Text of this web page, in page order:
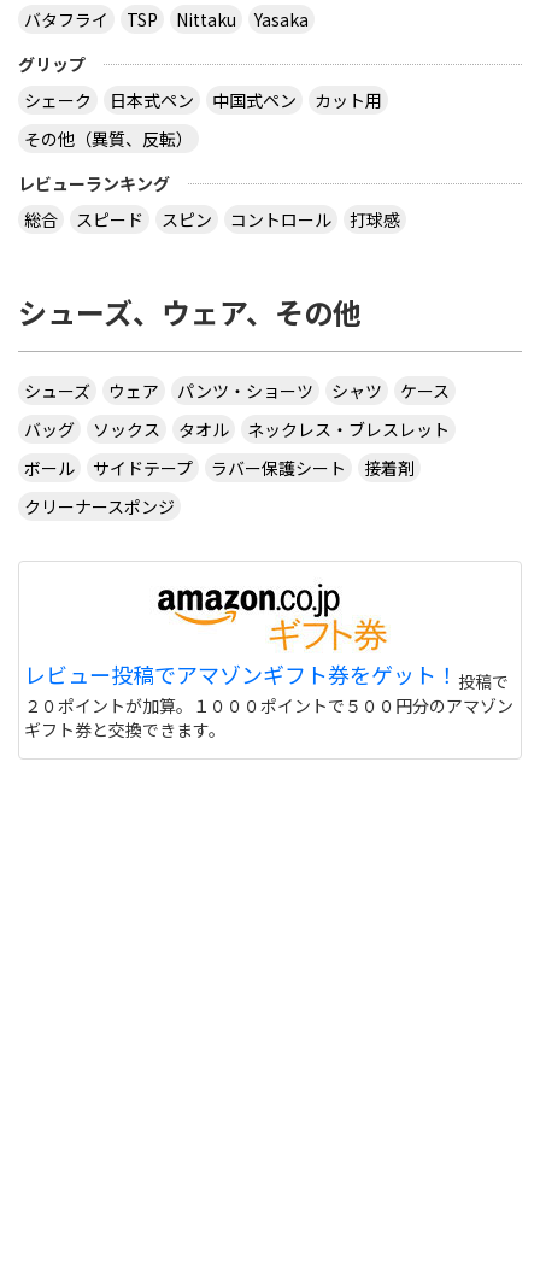
バタフライ
TSP Nittaku
Yasaka
グリップ
シェーク
日本式ペン 中国式ペン
カット用
その他（異質、反転）
レビューランキング
総合
スピード スピン コントロール 打球感
シューズ、ウェア、その他
シューズ ウェア パンツ・ショーツ シャツ
ケース
バッグ
ソックス タオル
ネックレス・ブレスレット
ボール
サイドテープ ラバー保護シート
接着剤
クリーナースポンジ
レビュー投稿でアマゾンギフト券をゲット！ 投稿で
２０ポイントが加算。１０００ポイントで５００円分のアマゾン
ギフト券と交換できます。